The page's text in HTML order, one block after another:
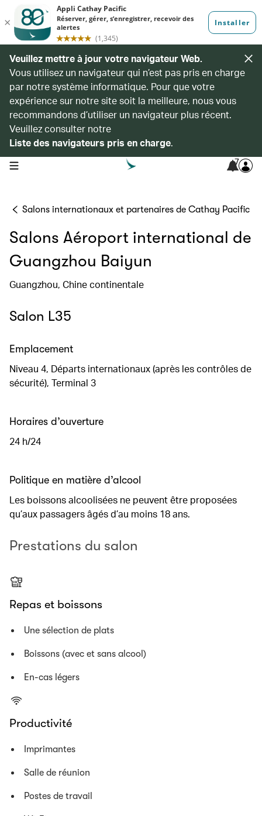
Veuillez mettre à jour votre navigateur Web.
Vous utilisez un navigateur qui n’est pas pris en charge
par notre système informatique. Pour que votre
expérience sur notre site soit la meilleure, nous vous
recommandons d’utiliser un navigateur plus récent.
Veuillez consulter notre
Liste des navigateurs pris en charge.
open navigation menu 7
Salons internationaux et partenaires de Cathay Pacific
Salons Aéroport international de
Guangzhou Baiyun
Guangzhou, Chine continentale
Salon L35
Emplacement
Niveau 4, Départs internationaux (après les contrôles de
sécurité), Terminal 3
Horaires d’ouverture
24 h/24
Politique en matière d’alcool
Les boissons alcoolisées ne peuvent être proposées
qu’aux passagers âgés d’au moins 18 ans.
Prestations du salon
Repas et boissons
Une sélection de plats
Boissons (avec et sans alcool)
En-cas légers
Productivité
Imprimantes
Salle de réunion
Postes de travail